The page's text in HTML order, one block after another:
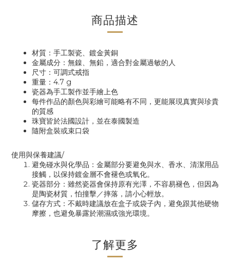
商品描述
材質：手工製瓷、鍍金黃銅
金屬成分：無鎳、無鉛，適合對金屬過敏的人
尺寸：可調式戒指
重量：4.7 g
瓷器為手工製作並手繪上色
每件作品的顏色與彩繪可能略有不同，更能展現真實與珍貴
的質感
珠寶皆於法國設計，並在泰國製造
隨附盒裝或束口袋
使用與保養建議/
避免碰水與化學品：金屬部分要避免與水、香水、清潔用品
接觸，以保持鍍金層不會褪色或氧化。
瓷器部分：雖然瓷器會保持原有光澤，不容易褪色，但因為
是陶瓷材質，怕撞擊／摔落，請小心輕放。
儲存方式：不戴時建議放在盒子或袋子內，避免跟其他硬物
摩擦，也避免暴露於潮濕或強光環境。
了解更多